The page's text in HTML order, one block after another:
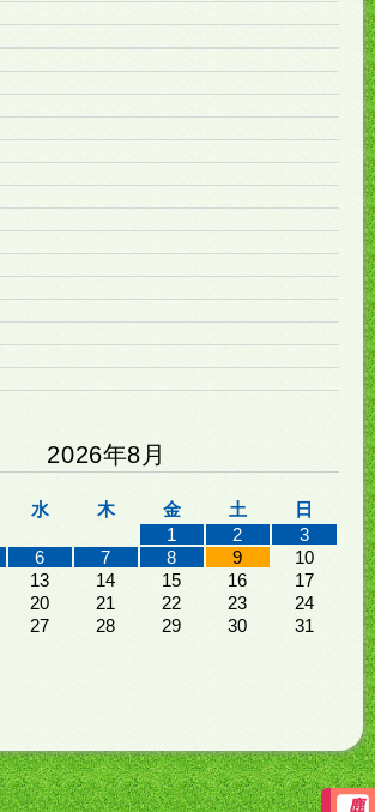
2026年8月
水 木 金 土
日
1
2
3
6 7 8 9
10
13 14 15 16
17
20 21 22 23
24
27 28 29 30 31